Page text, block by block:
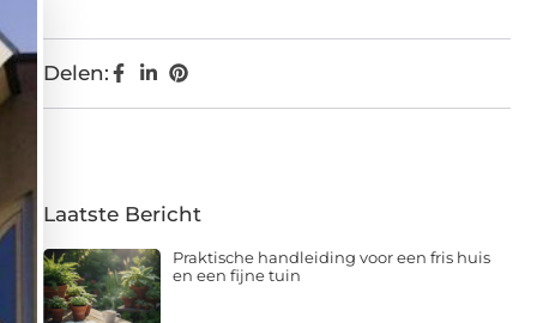
Delen:
Laatste Bericht
Praktische handleiding voor een fris huis
en een fijne tuin